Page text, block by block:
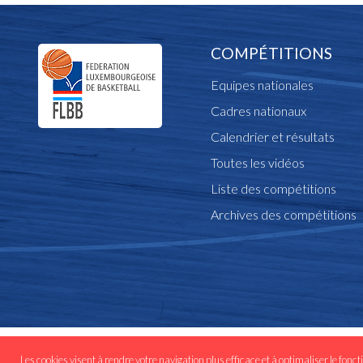
COMPÉTITIONS
Equipes nationales
Cadres nationaux
Calendrier et résultats
Toutes les vidéos
Liste des compétitions
Archives des compétitions
© Copyright flbb.lu -
Les cookies visent à rendre votre navigation plus efficace et à optimaliser le